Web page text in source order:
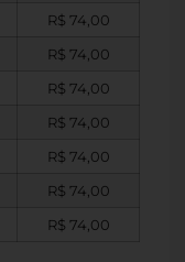
R$ 74,00
R$ 74,00
R$ 74,00
R$ 74,00
R$ 74,00
R$ 74,00
R$ 74,00